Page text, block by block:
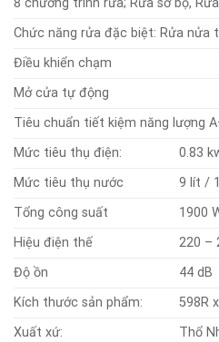
8 chương trình rửa; Rửa sơ bộ,
Chức năng rửa đặc biệt: Rửa nửa
Điều khiển chạm
Mở cửa tự động
Tiêu chuẩn tiết kiệm năng lượng
Mức tiêu thụ điện:
0.83
Mức tiêu thụ nước
9 lít /
Tổng công suất
1900
Hiệu điện thế
220 –
Độ ồn
44 dB
Kích thước sản phẩm:
598R
Xuất xứ:
Thổ